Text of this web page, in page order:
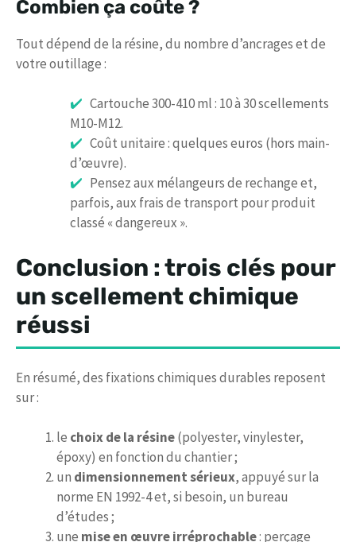
Combien ça coûte ?
Tout dépend de la résine, du nombre d’ancrages et de
votre outillage :
Cartouche 300-410 ml : 10 à 30 scellements
M10-M12.
Coût unitaire : quelques euros (hors main-
d’œuvre).
Pensez aux mélangeurs de rechange et,
parfois, aux frais de transport pour produit
classé « dangereux ».
Conclusion : trois clés pour
un scellement chimique
réussi
En résumé, des fixations chimiques durables reposent
sur :
le choix de la résine(polyester, vinylester,
époxy) en fonction du chantier ;
un dimensionnement sérieux, appuyé sur la
norme EN 1992-4 et, si besoin, un bureau
d’études ;
une mise en œuvre irréprochable: perçage